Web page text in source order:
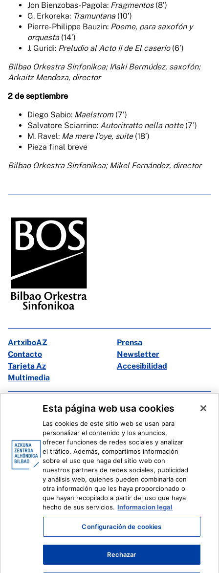
Jon Bienzobas-Pagola: Fragmentos(8’)
G. Erkoreka: Tramuntana(10’)
Pierre-Philippe Bauzin: Poeme, para saxofón y
orquesta(14’)
J. Guridi: Preludio al Acto II de El caserío(6’)
Bilbao Orkestra Sinfonikoa; Iñaki Bermúdez, saxofón;
Arkaitz Mendoza, director
2 de septiembre
Diego Sabio: Maelstrom (7’)
Salvatore Sciarrino: Autoritratto nella notte(7’)
M. Ravel: Ma mere l’oye, suite(18’)
Pieza final breve
Bilbao Orkestra Sinfonikoa; Mikel Fernández, director
ArtxiboAZ
Prensa
Contacto
Newsletter
Tarjeta Az
Accesibilidad
Multimedia
Facebook
X
Ivoox
Información legal Sistema Interno de Información
Esta página web usa cookies
Las cookies de este sitio web se usan para
personalizar el contenido y los anuncios,
ofrecer funciones de redes sociales y analizar
el tráfico. Además, compartimos información
sobre el uso que haga del sitio web con
nuestros partners de redes sociales, publicidad
y análisis web, quienes pueden combinarla con
otra información que les haya proporcionado o
que hayan recopilado a partir del uso que haya
hecho de sus servicios. Informacion legal
Configuración de cookies
Rechazar